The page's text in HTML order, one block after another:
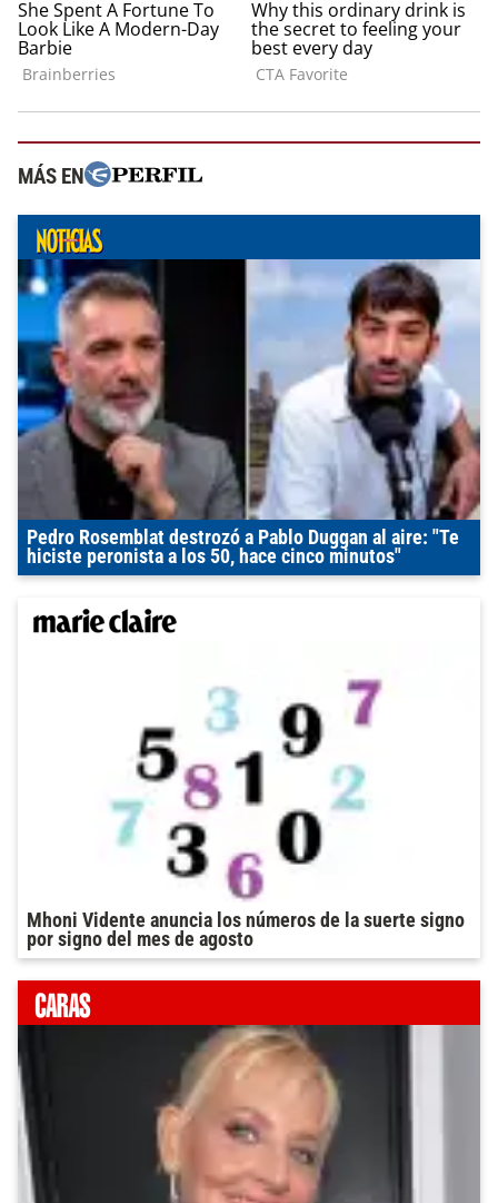
MÁS EN
Pedro Rosemblat destrozó a Pablo Duggan al aire: "Te
hiciste peronista a los 50, hace cinco minutos"
Mhoni Vidente anuncia los números de la suerte signo
por signo del mes de agosto